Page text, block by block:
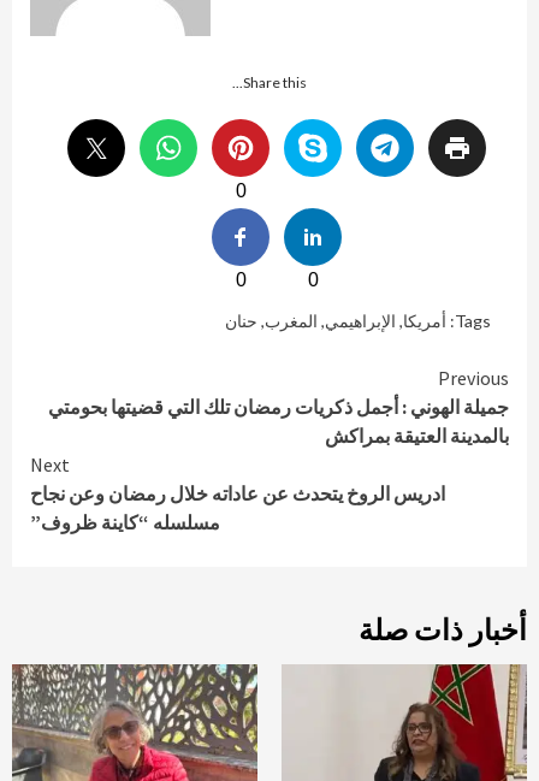
Share this...
0
0
0
Tags: أمريكا, الإبراهيمي, المغرب, حنان
Continue
Reading
Previous
جميلة الهوني : أجمل ذكريات رمضان تلك التي قضيتها بحومتي
بالمدينة العتيقة بمراكش
Next
ادريس الروخ يتحدث عن عاداته خلال رمضان وعن نجاح
مسلسله “كاينة ظروف”
أخبار ذات صلة